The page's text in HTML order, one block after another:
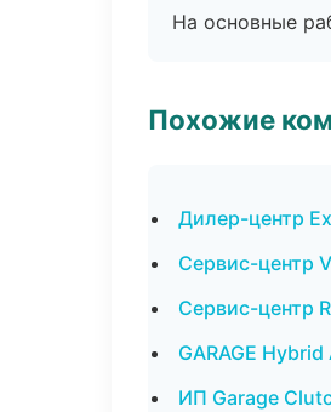
На основные
Похожие
Дилер-центр
Сервис-центр
Сервис-центр
GARAGE
ИП Garage